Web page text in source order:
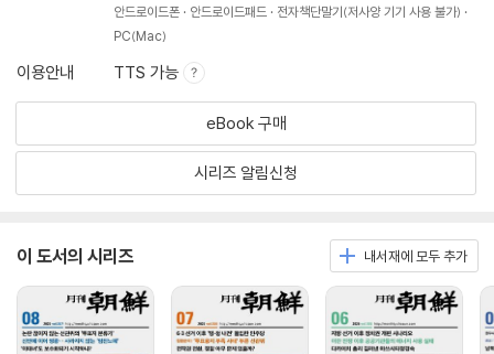
안드로이드폰
안드로이드패드
전자책단말기(저사양 기기 사용 불가)
PC(Mac)
이용안내 TTS 가능
eBook 구매
시리즈 알림신청
이 도서의 시리즈 내서재에 모두 추가